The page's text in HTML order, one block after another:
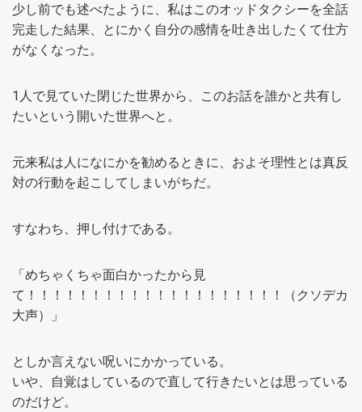
少し前でも述べたように、私はこのオッドタクシーを全話
完走した結果、とにかく自分の感情を吐き出したくて仕方
がなくなった。
1人で見ていた閉じた世界から、このお話を誰かと共有し
たいという開いた世界へと。
元来私は人になにかを勧めるときに、およそ理性とは真反
対の行動を起こしてしまいがちだ。
すなわち、押し付けである。
「めちゃくちゃ面白かったから見
て！！！！！！！！！！！！！！！！！！！！（クソデカ
大声）」
としか言えない呪いにかかっている。
いや、自覚はしているので直して行きたいとは思っている
のだけど。